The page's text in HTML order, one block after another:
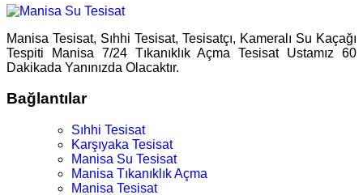
Manisa Tesisat, Sıhhi Tesisat, Tesisatçı, Kameralı Su Kaçağı
Tespiti Manisa 7/24 Tıkanıklık Açma Tesisat Ustamız 60
Dakikada Yanınızda Olacaktır.
Bağlantılar
Sıhhi Tesisat
Karşıyaka Tesisat
Manisa Su Tesisat
Manisa Tıkanıklık Açma
Manisa Tesisat